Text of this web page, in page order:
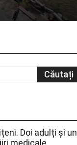
Doi adulți și un
medicale